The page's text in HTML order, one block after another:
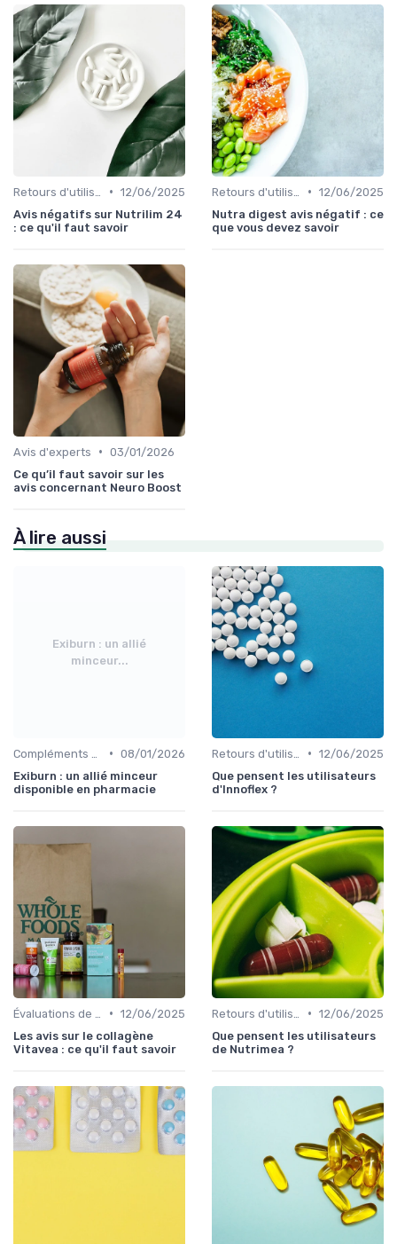
• 12/06/2025
Avis négatifs sur Nutrilim 24
: ce qu'il faut savoir
• 12/06/2025
Nutra digest avis négatif : ce
que vous devez savoir
Avis d'experts • 03/01/2026
Ce qu’il faut savoir sur les
avis concernant Neuro Boost
À lire aussi
Exiburn : un allié
minceur...
• 08/01/2026
Exiburn : un allié minceur
disponible en pharmacie
• 12/06/2025
Que pensent les utilisateurs
d'Innoflex ?
• 12/06/2025
Les avis sur le collagène
Vitavea : ce qu'il faut savoir
• 12/06/2025
Que pensent les utilisateurs
de Nutrimea ?